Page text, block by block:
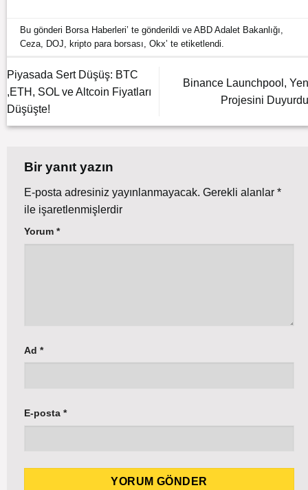
Bu gönderi Borsa Haberleri’ te gönderildi veABD Adalet Bakanlığı
Ceza DOJ ,kripto para borsası ,Okx’ te etiketlendi.
Piyasada Sert Düşüş: BTC
,ETH, SOL ve Altcoin Fiyatları
Düşüşte!
Binance Launchpool,
Projesini
Bir yanıt yazın
E-posta adresiniz yayınlanmayacak. Gerekli alanlar *
ile işaretlenmişlerdir
Yorum *
Ad *
E-posta *